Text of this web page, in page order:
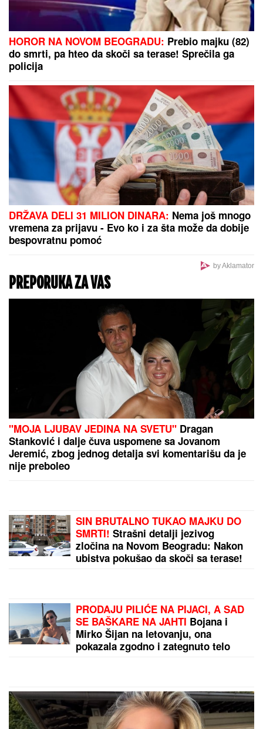
SRPSKOM REPREZENTATIVCU DEMOLIRAN AUTO
Saša Lukić bio u inostranstvu kada su mu polupana
stakla na skupocenom "bentliju"
HOROR NA NOVOM BEOGRADU:Prebio majku (82)
do smrti, pa hteo da skoči sa terase! Sprečila ga
policija
DRŽAVA DELI 31 MILION DINARA:Nema još mnogo
vremena za prijavu - Evo ko i za šta može da dobije
bespovratnu pomoć
by Aklamator
PREPORUKA ZA VAS
Jeremić, zbog jednog detalja svi komentarišu da je
nije preboleo
zločina na Novom Beogradu: Nakon
ubistva pokušao da skoči sa terase!